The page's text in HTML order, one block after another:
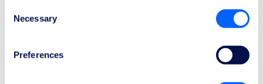
Selection
Necessary
Preferences
ongelmatonta palvelua
, joka tekee korvausprosessista
huolia. Tavoitteenamme on taata kaikille asiakkaillemme